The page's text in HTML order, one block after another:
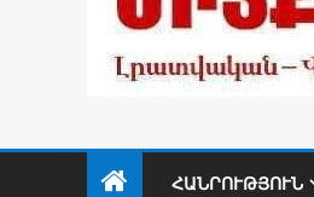
ՀԱՆՐՈՒԹՅՈՒՆ